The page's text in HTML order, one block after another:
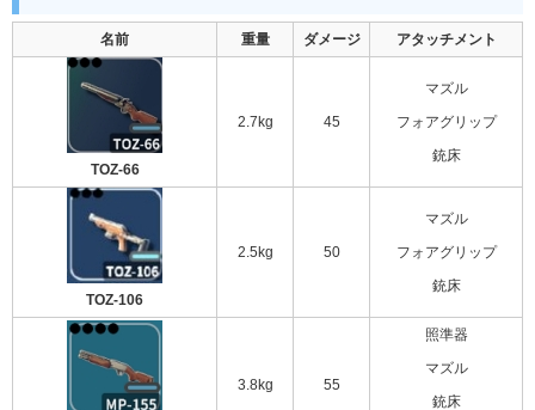
名前 重量 ダメージ アタッチメント
TOZ-66
2.7kg 45
マズル
フォアグリップ
銃床
TOZ-106
2.5kg 50
マズル
フォアグリップ
銃床
3.8kg 55
照準器
マズル
銃床